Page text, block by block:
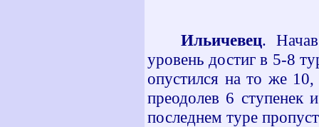
Ильичевец.
уровень достиг в 5-8
опустился на то же
преодолев 6
последнем туре